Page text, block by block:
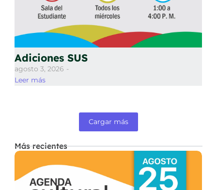
Adiciones SUS
agosto 3, 2026 -
Leer más
Cargar más
Más recientes